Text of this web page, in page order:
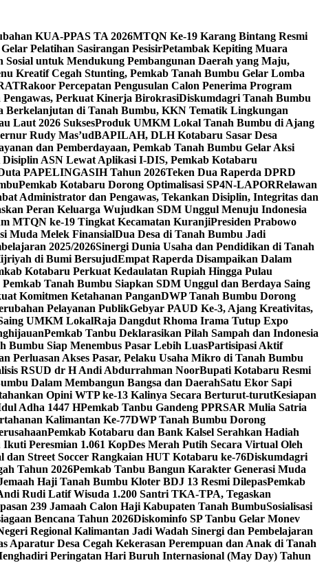
KUA-PPAS TA 2026MTQN Ke-19 Karang Bintang Resmi
Pelatihan Sasirangan PesisirPetambak Kepiting Muara
Sosial untuk Mendukung Pembangunan Daerah yang Maju,
Kreatif Cegah Stunting, Pemkab Tanah Bumbu Gelar Lomba
Rakoor Percepatan Pengusulan Calon Penerima Program
Perkuat Kinerja BirokrasiDiskumdagri Tanah Bumbu
Berkelanjutan di Tanah Bumbu, KKN Tematik Lingkungan
Laut 2026 SuksesProduk UMKM Lokal Tanah Bumbu di Ajang
Rudy Mas’udBAPILAH, DLH Kotabaru Sasar Desa
dan Pemberdayaan, Pemkab Tanah Bumbu Gelar Aksi
Disiplin ASN Lewat Aplikasi I-DIS, Pemkab Kotabaru
PAPELINGASIH Tahun 2026Teken Dua Raperda DPRD
Pemkab Kotabaru Dorong Optimalisasi SP4N-LAPORRelawan
Administrator dan Pengawas, Tekankan Disiplin, Integritas dan
Peran Keluarga Wujudkan SDM Unggul Menuju Indonesia
MTQN ke-19 Tingkat Kecamatan KuranjiPresiden Prabowo
Muda Melek FinansialDua Desa di Tanah Bumbu Jadi
2025/2026Sinergi Dunia Usaha dan Pendidikan di Tanah
di Bumi BersujudEmpat Raperda Disampaikan Dalam
Kotabaru Perkuat Kedaulatan Rupiah Hingga Pulau
Tanah Bumbu Siapkan SDM Unggul dan Berdaya Saing
Komitmen Ketahanan PanganDWP Tanah Bumbu Dorong
Pelayanan PublikGebyar PAUD Ke-3, Ajang Kreativitas,
UMKM LokalRaja Dangdut Rhoma Irama Tutup Expo
Pemkab Tanbu Deklarasikan Pilah Sampah dan Indonesia
Siap Menembus Pasar Lebih LuasPartisipasi Aktif
Perluasan Akses Pasar, Pelaku Usaha Mikro di Tanah Bumbu
RSUD dr H Andi Abdurrahman NoorBupati Kotabaru Resmi
Dalam Membangun Bangsa dan DaerahSatu Ekor Sapi
Opini WTP ke-13 Kalinya Secara Berturut-turutKesiapan
Adha 1447 HPemkab Tanbu Gandeng PPRSAR Mulia Satria
Kalimantan Ke-77DWP Tanah Bumbu Dorong
Pemkab Kotabaru dan Bank Kalsel Serahkan Hadiah
Peresmian 1.061 KopDes Merah Putih Secara Virtual Oleh
dan Street Soccer Rangkaian HUT Kotabaru ke-76Diskumdagri
Tahun 2026Pemkab Tanbu Bangun Karakter Generasi Muda
Haji Tanah Bumbu Kloter BDJ 13 Resmi DilepasPemkab
Rudi Latif Wisuda 1.200 Santri TKA-TPA, Tegaskan
239 Jamaah Calon Haji Kabupaten Tanah BumbuSosialisasi
Bencana Tahun 2026Diskominfo SP Tanbu Gelar Monev
Regional Kalimantan Jadi Wadah Sinergi dan Pembelajaran
Aparatur Desa Cegah Kekerasan Perempuan dan Anak di Tanah
Peringatan Hari Buruh Internasional (May Day) Tahun